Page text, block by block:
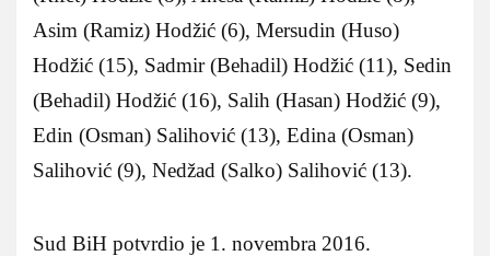
Asim (Ramiz) Hodžić (6), Mersudin (Huso)
Hodžić (15), Sadmir (Behadil) Hodžić (11), Sedin
(Behadil) Hodžić (16), Salih (Hasan) Hodžić (9),
Edin (Osman) Salihović (13), Edina (Osman)
Salihović (9), Nedžad (Salko) Salihović (13).
Sud BiH potvrdio je 1. novembra 2016.